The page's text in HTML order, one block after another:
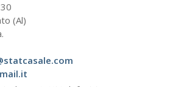
(Al)